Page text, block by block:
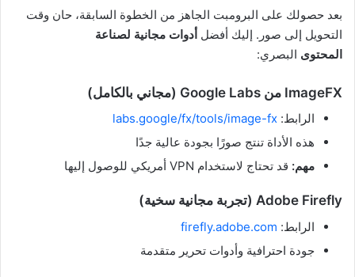
بعد حصولك على البرومبت الجاهز من الخطوة السابقة، حان وقت
التحويل إلى صور. إليك أفضل أدوات مجانية لصناعة
المحتوى البصري:
ImageFX من Google Labs (مجاني بالكامل)
الرابط: labs.google/fx/tools/image-fx
هذه الأداة تنتج صورًا بجودة عالية جدًا
مهم: قد تحتاج لاستخدام VPN أمريكي للوصول إليها
Adobe Firefly (تجربة مجانية سخية)
الرابط: firefly.adobe.com
جودة احترافية وأدوات تحرير متقدمة